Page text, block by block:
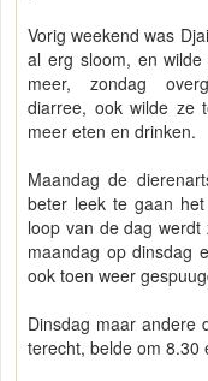
Vorig weekend was
al erg sloom, en
meer, zondag
diarree, ook wilde ze
meer eten en drinken.
Maandag de
beter leek te gaan
loop van de dag
maandag op dinsdag
ook toen weer
Dinsdag maar andere
terecht, belde om 8.30